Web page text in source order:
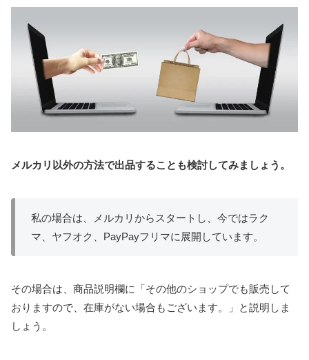
メルカリ以外の方法で出品することも検討してみましょう。
私の場合は、メルカリからスタートし、今ではラク
マ、ヤフオク、PayPayフリマに展開しています。
その場合は、商品説明欄に「その他のショップでも販売して
おりますので、在庫がない場合もございます。」と説明しま
しょう。